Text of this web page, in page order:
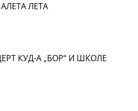
ЛЕТА
КУД-А „БОР“ И ШКОЛЕ